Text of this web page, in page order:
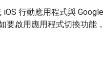
行動應用程式與
要啟用應用程式切換功能